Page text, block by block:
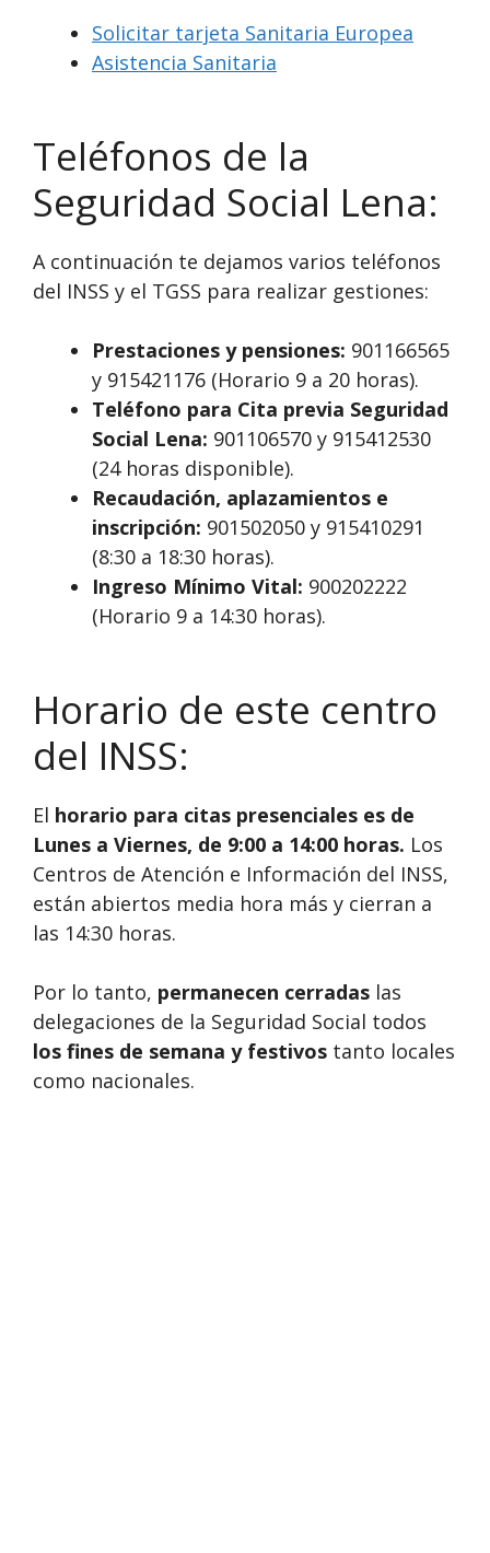
Solicitar tarjeta Sanitaria Europea
Asistencia Sanitaria
Teléfonos de la
Seguridad Social Lena:
A continuación te dejamos varios teléfonos
del INSS y el TGSS para realizar gestiones:
Prestaciones y pensiones: 901166565
y 915421176 (Horario 9 a 20 horas).
Teléfono para Cita previa Seguridad
Social Lena: 901106570 y 915412530
(24 horas disponible).
Recaudación, aplazamientos e
inscripción: 901502050 y 915410291
(8:30 a 18:30 horas).
Ingreso Mínimo Vital: 900202222
(Horario 9 a 14:30 horas).
Horario de este centro
del INSS:
El horario para citas presenciales es de
Lunes a Viernes, de 9:00 a 14:00 horas. Los
Centros de Atención e Información del INSS,
están abiertos media hora más y cierran a
las 14:30 horas.
Por lo tanto, permanecen cerradas las
delegaciones de la Seguridad Social todos
los fines de semana y festivos tanto locales
como nacionales.